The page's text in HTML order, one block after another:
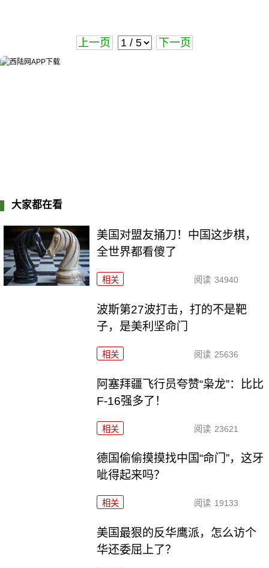
上一页 下一页
大家都在看
美国对盟友捅刀！中国这步棋，
全世界都看傻了
相关 阅读 34940
波斯第27波打击，打的不是靶
子，是美利坚命门
相关 阅读 25636
阿塞拜疆飞行员夸赞“枭龙”：比比
F-16强多了！
相关 阅读 23621
德国偷偷摸摸找中国“命门”，这牙
呲得起来吗？
相关 阅读 19133
美国最狠的反华鹰派，怎么访个
华还委屈上了？